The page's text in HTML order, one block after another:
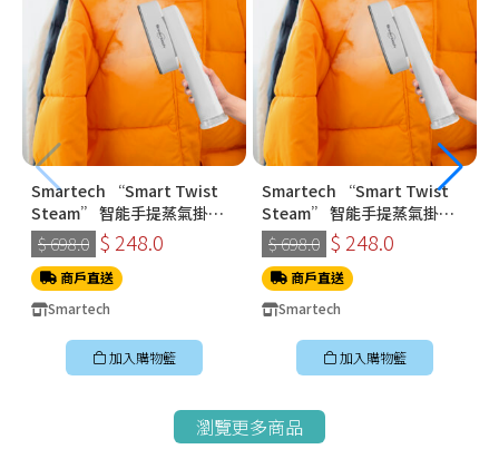
Smartech “Smart Twist
Steam” 智能手提蒸氣掛燙
機 (SS-8108)
$ 698.0 $ 248.0
商戶直送
Smartech
加入購物籃
Smartech “Smart Twist
Steam” 智能手提蒸氣掛燙
機 (SS-8108)
$ 698.0 $ 248.0
商戶直送
Smartech
加入購物籃
瀏覽更多商品